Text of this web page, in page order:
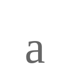
a